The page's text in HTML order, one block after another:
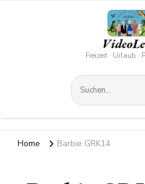
Freizeit · Urlaub ·
Home Barbie GRK14